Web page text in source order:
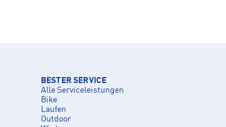
BESTER SERVICE
Alle Serviceleistungen
Bike
Laufen
Outdoor